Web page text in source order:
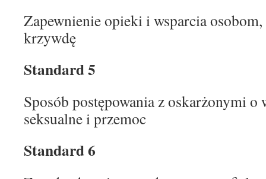
Zapewnienie opieki i wsparcia osobom,
krzywdę
Standard 5
Sposób postępowania z oskarżonymi o
seksualne i przemoc
Standard 6